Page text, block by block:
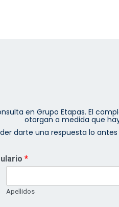
en Grupo Etapas. El
otorgan a medida que
darte una respuesta lo
*
Apellidos